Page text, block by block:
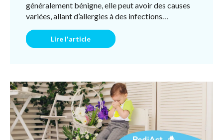
généralement bénigne, elle peut avoir des causes
variées, allant d’allergies à des infections
Lire l'article